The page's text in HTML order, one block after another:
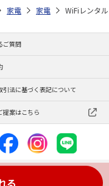
る
家電 家電 WiFiレンタ
ご質問
引法に基づく表記について
提案はこちら